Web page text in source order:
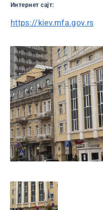
Интернет сајт:
https://kiev.mfa.gov.rs